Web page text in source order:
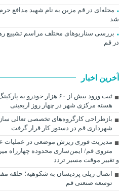
محله‌ای در قم مزین به نام شهید مدافع
شد
بررسی سناریوهای مختلف مراسم تشییع
در قم
آخرین اخبار
ثبت ورود بیش از ۶۰ هزار خودرو به
هسته مرکزی شهر در چهار روز اربعینی
بازطراحی کارگروه‌های تخصصی تعالی
شهرداری قم در دستور کار قرار گرفت
مدیریت فوری ریزش موضعی در عملیات
متروی قم/ ایمن‌سازی محدوده چهارراه
و تغییر موقت مسیر تردد
اتصال ریلی پردیسان به شکوهیه؛ حلقه
توسعه صنعتی قم